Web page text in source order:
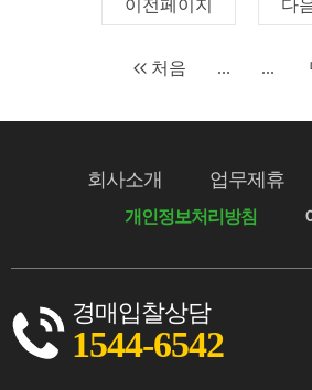
이전페이지 다
처음 ... ...
회사소개 업무제휴
개인정보처리방침
경매입찰상담
1544-6542